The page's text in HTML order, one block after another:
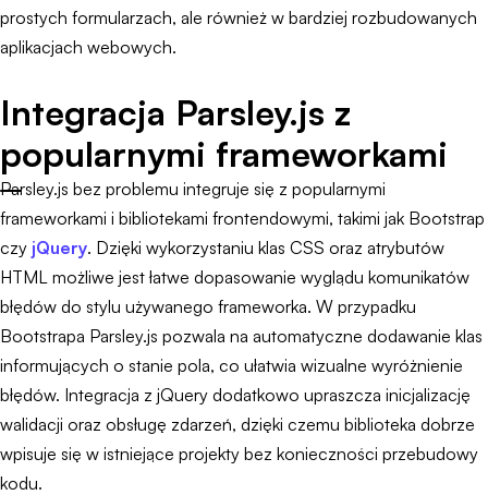
prostych formularzach, ale również w bardziej rozbudowanych
aplikacjach webowych.
Integracja Parsley.js z
popularnymi frameworkami
Parsley.js bez problemu integruje się z popularnymi
frameworkami i bibliotekami frontendowymi, takimi jak Bootstrap
czy jQuery. Dzięki wykorzystaniu klas CSS oraz atrybutów
HTML możliwe jest łatwe dopasowanie wyglądu komunikatów
błędów do stylu używanego frameworka. W przypadku
Bootstrapa Parsley.js pozwala na automatyczne dodawanie klas
informujących o stanie pola, co ułatwia wizualne wyróżnienie
błędów. Integracja z jQuery dodatkowo upraszcza inicjalizację
walidacji oraz obsługę zdarzeń, dzięki czemu biblioteka dobrze
wpisuje się w istniejące projekty bez konieczności przebudowy
kodu.